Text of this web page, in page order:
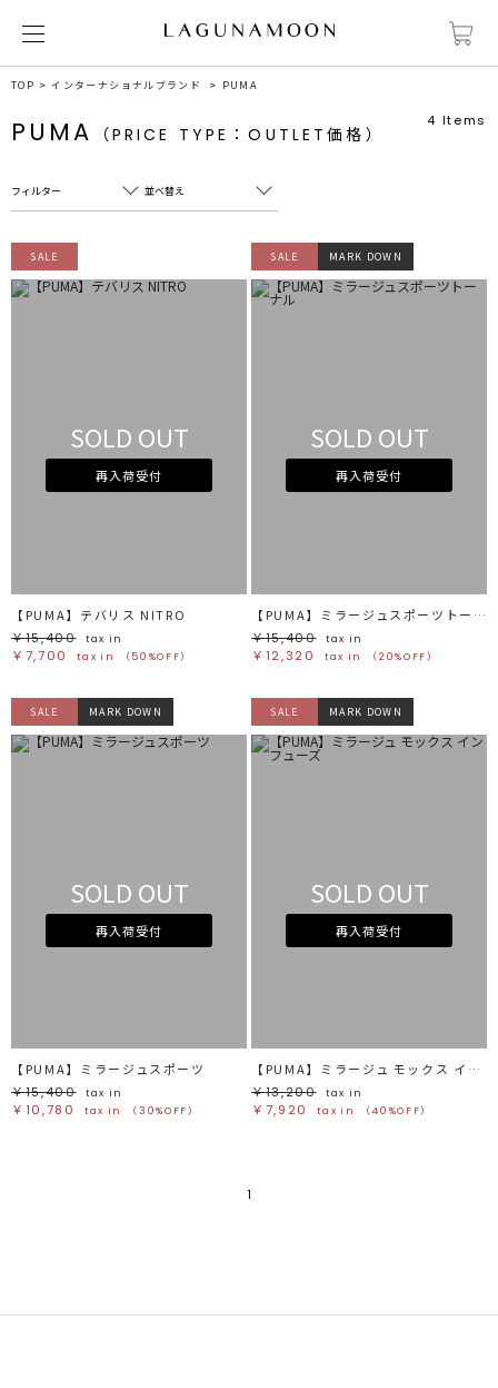
TOP インターナショナルブランド PUMA
PUMA （PRICE TYPE：OUTLET価格）
4 Items
フィルター
フリーワード
すべてすべて
ホワイト
グレー
パープルパープル
レッド レッド
ピンク ピンク
ミックス ミックス
この条件で絞り込む
並べ替え
売れ筋順
新着順
SALE
SOLD OUT
再入荷受付
【PUMA】テバリス NITRO
￥15,400
tax in
￥7,700 tax in （50%OFF）
SALE MARK DOWN
SOLD OUT
再入荷受付
【PUMA】ミラージュスポーツトーナル
￥15,400
tax in
￥12,320 tax in （20%OFF）
SALE MARK DOWN
SOLD OUT
再入荷受付
【PUMA】ミラージュスポーツ
￥15,400
tax in
￥10,780 tax in （30%OFF）
SALE MARK DOWN
SOLD OUT
再入荷受付
【PUMA】ミラージュ モックス インフューズ
￥13,200
tax in
￥7,920 tax in （40%OFF）
1